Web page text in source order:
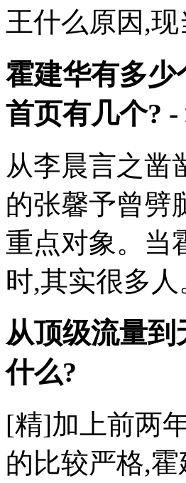
王什么原因,现
霍建华有多少
首页有几个?
从李晨言之凿
的张馨予曾劈
重点对象。当
时,其实很多人
从顶级流量
什么?
[精]加上前两
的比较严格,